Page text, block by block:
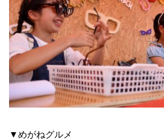
▼めがねグルメ